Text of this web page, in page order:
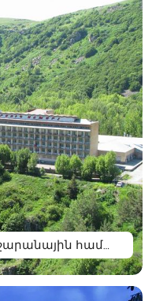
«Ջերմուկ աշխարհ» առողջարանային համալիր